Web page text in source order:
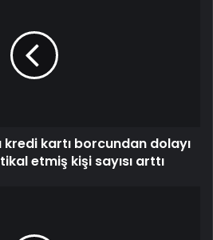
kartı borcundan dolayı
etmiş kişi sayısı arttı